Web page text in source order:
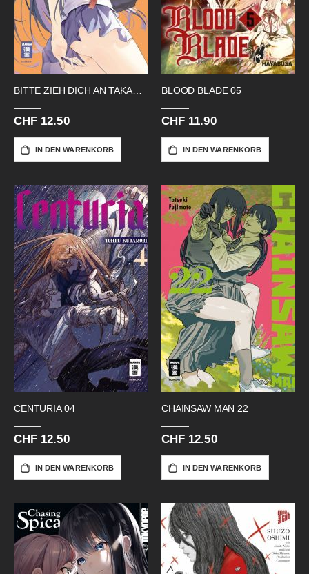
BITTE ZIEH DICH AN TAKAMINE 02
CHF 12.50
IN DEN WARENKORB
BLOOD BLADE 05
CHF 11.90
IN DEN WARENKORB
CENTURIA 04
CHF 12.50
IN DEN WARENKORB
CHAINSAW MAN 22
CHF 12.50
IN DEN WARENKORB